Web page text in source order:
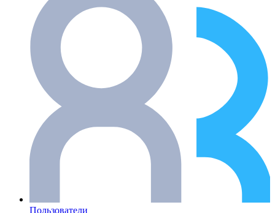
Пользователи